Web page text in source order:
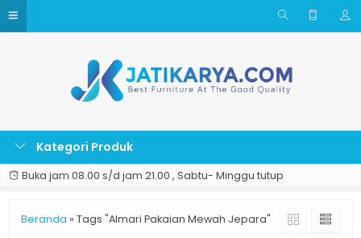
Kategori Produk
Buka jam 08.00 s/d jam 21.00 , Sabtu- Minggu tutup
Beranda » Tags "Almari Pakaian Mewah Jepara"